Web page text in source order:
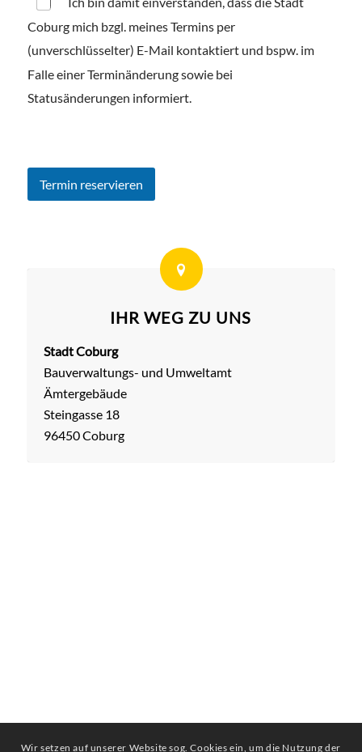
Coburg mich bzgl. meines Termins per
(unverschlüsselter) E-Mail kontaktiert und bspw. im
Falle einer Terminänderung sowie bei
Statusänderungen informiert.
IHR WEG ZU UNS
Stadt Coburg
Bauverwaltungs- und Umweltamt
Ämtergebäude
Steingasse 18
96450 Coburg
Wir setzen auf unserer Website sog. Cookies ein, um die Nutzung der